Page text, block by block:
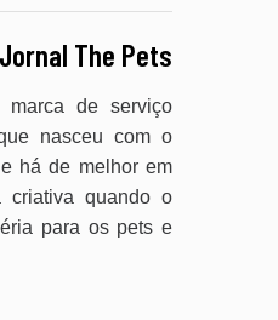
The Pets
de serviço
nasceu com o
há de melhor em
criativa quando o
para os pets e